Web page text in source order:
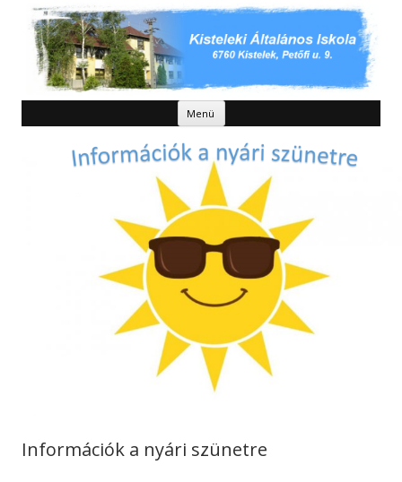
Menü Kilépés a tartalomba
Információk a nyári szünetre